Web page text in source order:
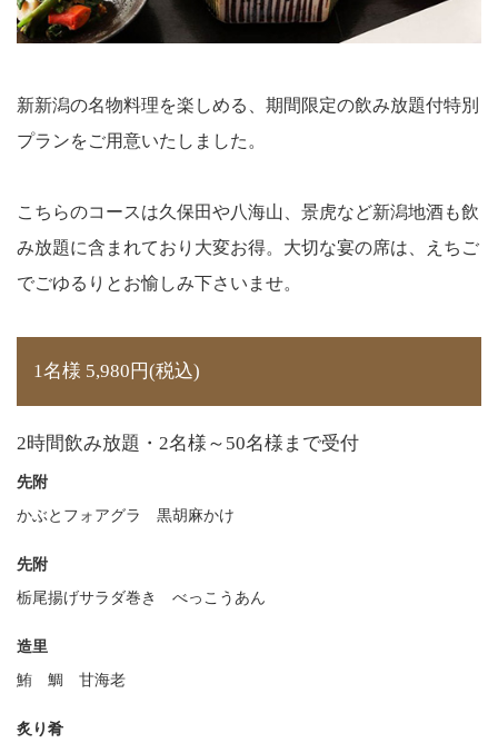
新新潟の名物料理を楽しめる、期間限定の飲み放題付特別
プランをご用意いたしました。
こちらのコースは久保田や八海山、景虎など新潟地酒も飲
み放題に含まれており大変お得。大切な宴の席は、えちご
でごゆるりとお愉しみ下さいませ。
1名様 5,980円(税込)
2時間飲み放題・2名様～50名様まで受付
先附
かぶとフォアグラ 黒胡麻かけ
先附
栃尾揚げサラダ巻き べっこうあん
造里
鮪 鯛 甘海老
炙り肴